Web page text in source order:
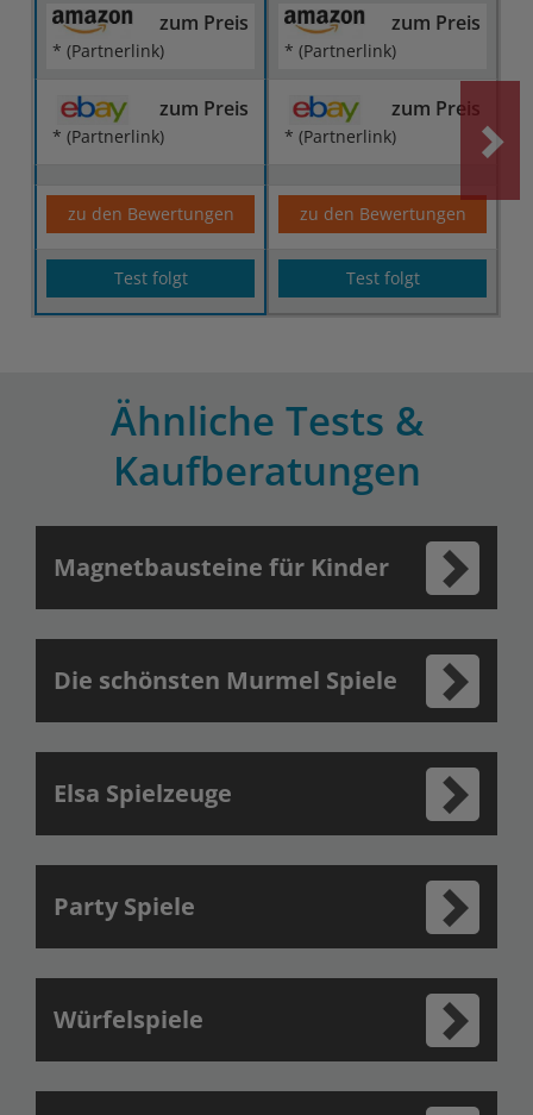
zum Preis
* (Partnerlink)
zum Preis
* (Partnerlink)
zum Preis
* (Partnerlink)
zum Preis
* (Partnerlink)
zu den Bewertungen zu den Bewertungen
Test folgt Test folgt
Ähnliche Tests &
Kaufberatungen
Magnetbausteine für Kinder
Die schönsten Murmel Spiele
Elsa Spielzeuge
Party Spiele
Würfelspiele